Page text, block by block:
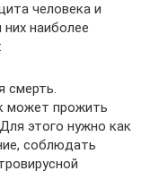
человека и
наиболее
смерть.
может прожить
этого нужно как
соблюдать